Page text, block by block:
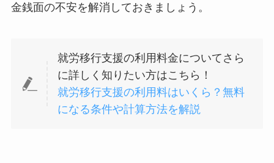
金銭面の不安を解消しておきましょう。
就労移行支援の利用料金についてさら
に詳しく知りたい方はこちら！
就労移行支援の利用料はいくら？無料
になる条件や計算方法を解説